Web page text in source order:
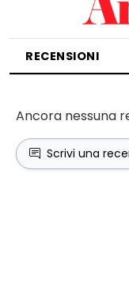
RECENSIONI
Ancora nessuna
Scrivi una